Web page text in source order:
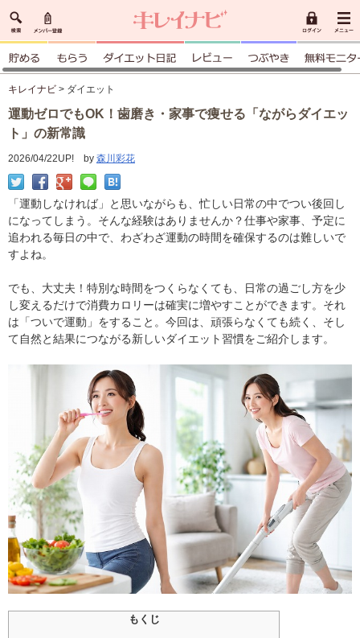
キレイナビ > ダイエット
運動ゼロでもOK！歯磨き・家事で痩せる「ながらダイエッ
ト」の新常識
2026/04/22UP! by 森川彩花
「運動しなければ」と思いながらも、忙しい日常の中でつい後回し
になってしまう。そんな経験はありませんか？仕事や家事、予定に
追われる毎日の中で、わざわざ運動の時間を確保するのは難しいで
すよね。
でも、大丈夫！特別な時間をつくらなくても、日常の過ごし方を少
し変えるだけで消費カロリーは確実に増やすことができます。それ
は「ついで運動」をすること。今回は、頑張らなくても続く、そし
て自然と結果につながる新しいダイエット習慣をご紹介します。
もくじ